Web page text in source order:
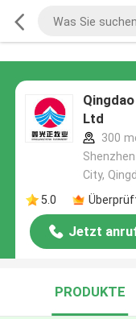
Ltd
300
City,
5.0
Jetzt
PRODUKTE